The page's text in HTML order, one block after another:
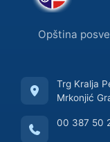
Opština
Trg Kralja
Mrkonjić
00 387 50